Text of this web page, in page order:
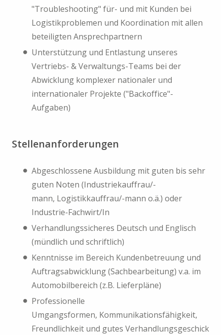
"Troubleshooting" für- und mit Kunden bei
Logistikproblemen und Koordination mit allen
beteiligten Ansprechpartnern
Unterstützung und Entlastung unseres
Vertriebs- & Verwaltungs-Teams bei der
Abwicklung komplexer nationaler und
internationaler Projekte ("Backoffice"-
Aufgaben)
Stellenanforderungen
Abgeschlossene Ausbildung mit guten bis sehr
guten Noten (Industriekauffrau/-
mann, Logistikkauffrau/-mann o.ä.) oder
Industrie-Fachwirt/In
Verhandlungssicheres Deutsch und Englisch
(mündlich und schriftlich)
Kenntnisse im Bereich Kundenbetreuung und
Auftragsabwicklung (Sachbearbeitung) v.a. im
Automobilbereich (z.B. Lieferpläne)
Professionelle
Umgangsformen, Kommunikationsfähigkeit,
Freundlichkeit und gutes Verhandlungsgeschick